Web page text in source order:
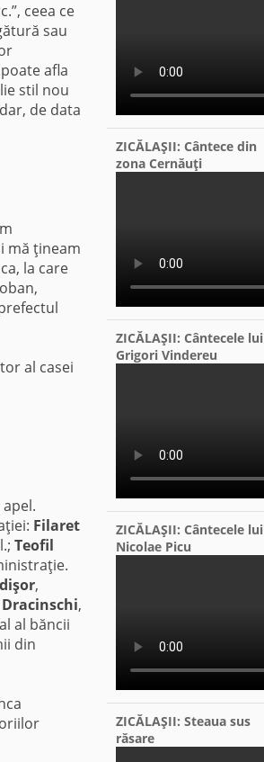
ceea ce
sau
afla
stil nou
de data
mă ţineam
la care
al casei
Filaret
Teofil
,
,
al băncii
din
ZICĂLAŞII: Cântece din
zona Cernăuţi
ZICĂLAŞII: Cântecele lui
Grigori Vindereu
ZICĂLAŞII: Cântecele lui
Nicolae Picu
ZICĂLAŞII: Steaua sus
răsare